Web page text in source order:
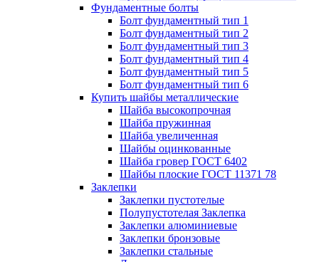
Фундаментные болты
Болт фундаментный тип 1
Болт фундаментный тип 2
Болт фундаментный тип 3
Болт фундаментный тип 4
Болт фундаментный тип 5
Болт фундаментный тип 6
Купить шайбы металлические
Шайба высокопрочная
Шайба пружинная
Шайба увеличенная
Шайбы оцинкованные
Шайба гровер ГОСТ 6402
Шайбы плоские ГОСТ 11371 78
Заклепки
Заклепки пустотелые
Полупустотелая Заклепка
Заклепки алюминиевые
Заклепки бронзовые
Заклепки стальные